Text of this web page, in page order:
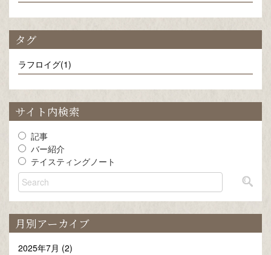
タグ
ラフロイグ(1)
サイト内検索
記事
バー紹介
テイスティングノート
月別アーカイブ
2025年7月 (2)